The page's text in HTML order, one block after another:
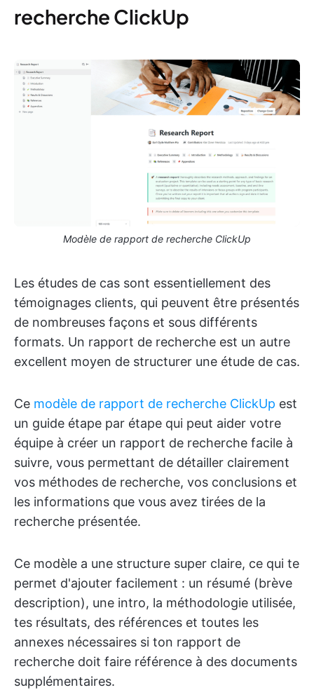
recherche ClickUp
Modèle de rapport de recherche ClickUp
Les études de cas sont essentiellement des
témoignages clients, qui peuvent être présentés
de nombreuses façons et sous différents
formats. Un rapport de recherche est un autre
excellent moyen de structurer une étude de cas.
Ce modèle de rapport de recherche ClickUp est
un guide étape par étape qui peut aider votre
équipe à créer un rapport de recherche facile à
suivre, vous permettant de détailler clairement
vos méthodes de recherche, vos conclusions et
les informations que vous avez tirées de la
recherche présentée.
Ce modèle a une structure super claire, ce qui te
permet d'ajouter facilement : un résumé (brève
description), une intro, la méthodologie utilisée,
tes résultats, des références et toutes les
annexes nécessaires si ton rapport de
recherche doit faire référence à des documents
supplémentaires.